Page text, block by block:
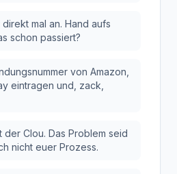
mal an. Hand aufs
schon passiert?
von Amazon,
eintragen und, zack,
der Clou. Das Problem seid
nicht euer Prozess.